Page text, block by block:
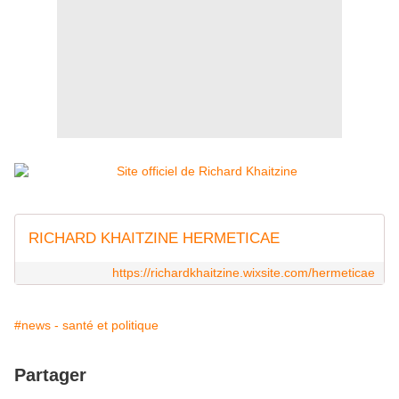
RICHARD KHAITZINE HERMETICAE
https://richardkhaitzine.wixsite.com/hermeticae
#news - santé et politique
Partager